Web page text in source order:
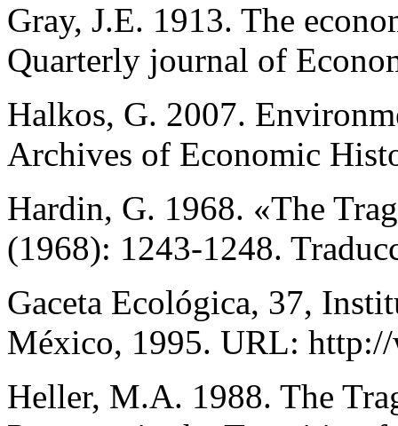
Gray, J.E. 1913. The
Quarterly journal of
Halkos, G. 2007.
Archives of Economic
Hardin, G. 1968. «The
(1968): 1243-1248.
Gaceta Ecológica, 37,
México, 1995. URL:
Heller, M.A. 1988. The